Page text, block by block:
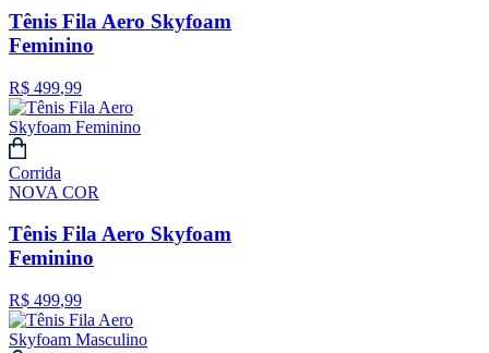
Tênis Fila Aero Skyfoam
Feminino
R$ 499,99
Corrida
NOVA COR
Tênis Fila Aero Skyfoam
Feminino
R$ 499,99